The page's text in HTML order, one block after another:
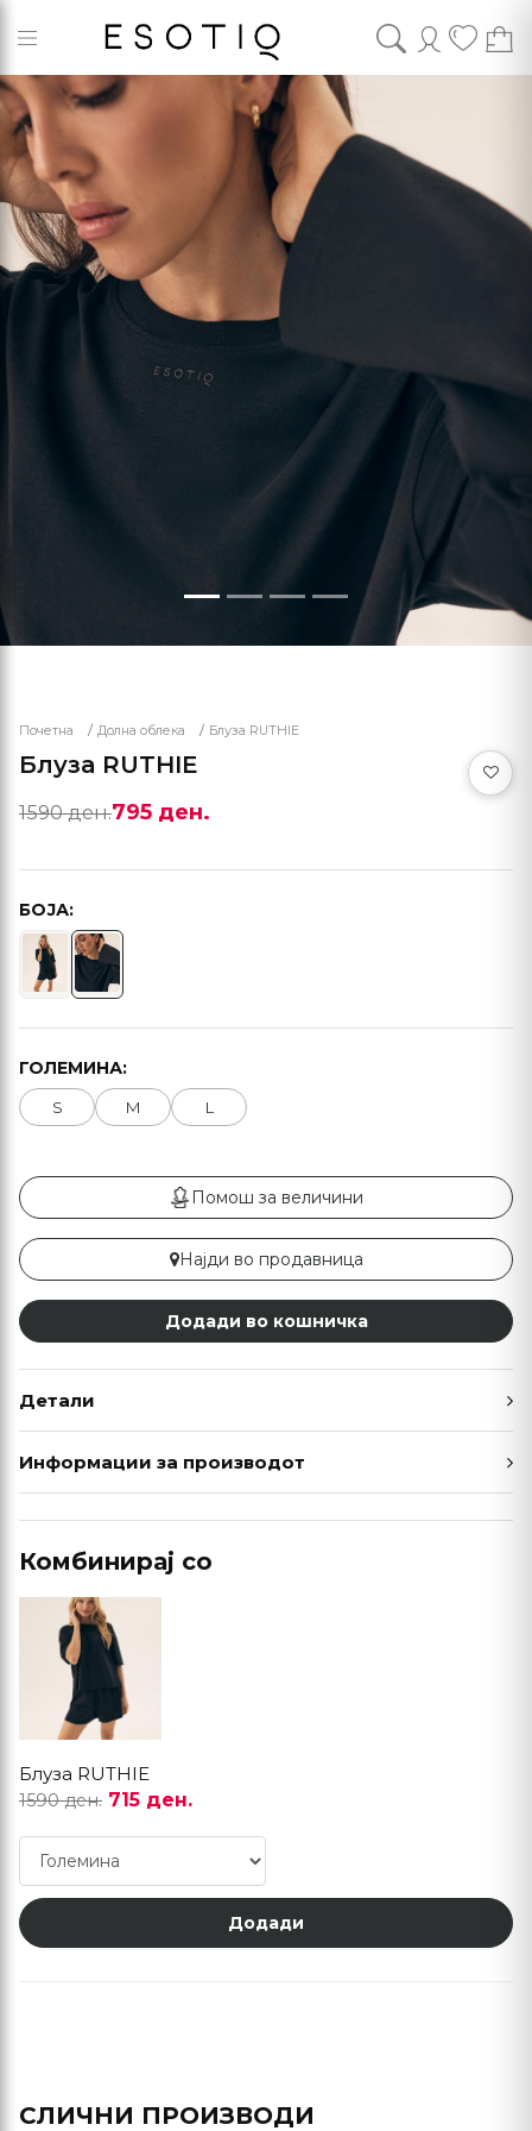
Почетна Долна облека Блуза RUTHIE
Блуза RUTHIE
1590 ден.795 ден.
БОЈА:
ГОЛЕМИНА:
S M L
Помош за величини
Најди во продавница
Додади во кошничка
Детали
Информации за производот
Комбинирај со
Блуза RUTHIE
1590 ден. 715 ден.
Додади
СЛИЧНИ ПРОИЗВОДИ